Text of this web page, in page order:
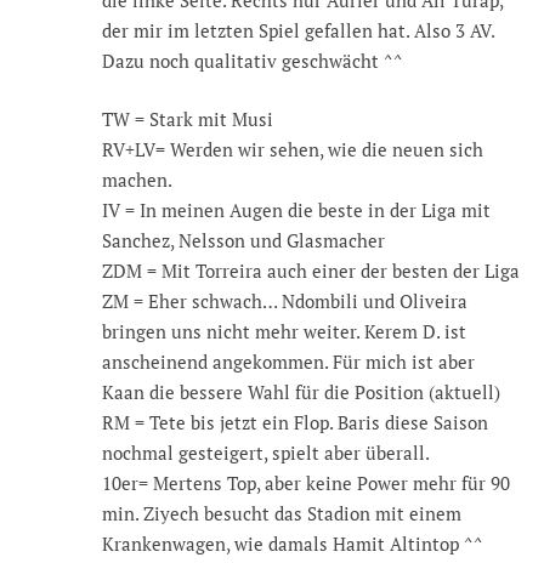
der mir im letzten Spiel gefallen hat. Also 3 AV.
Dazu noch qualitativ geschwächt ^^
TW = Stark mit Musi
RV+LV= Werden wir sehen, wie die neuen sich
machen.
IV = In meinen Augen die beste in der Liga mit
Sanchez, Nelsson und Glasmacher
ZDM = Mit Torreira auch einer der besten der Liga
ZM = Eher schwach… Ndombili und Oliveira
bringen uns nicht mehr weiter. Kerem D. ist
anscheinend angekommen. Für mich ist aber
Kaan die bessere Wahl für die Position (aktuell)
RM = Tete bis jetzt ein Flop. Baris diese Saison
nochmal gesteigert, spielt aber überall.
10er= Mertens Top, aber keine Power mehr für 90
min. Ziyech besucht das Stadion mit einem
Krankenwagen, wie damals Hamit Altintop ^^